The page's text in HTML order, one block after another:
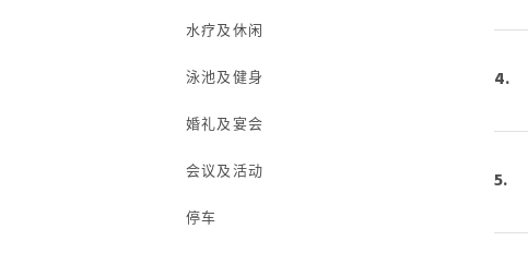
水疗及休闲
泳池及健身
婚礼及宴会
会议及活动
停车